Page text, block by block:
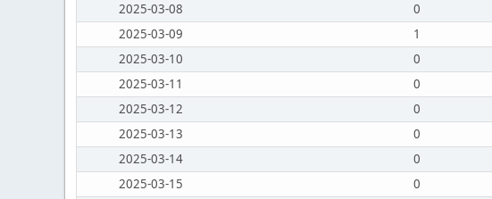
2025-03-08
0
2025-03-09
1
2025-03-10
0
2025-03-11
0
2025-03-12
0
2025-03-13
0
2025-03-14
0
2025-03-15
0